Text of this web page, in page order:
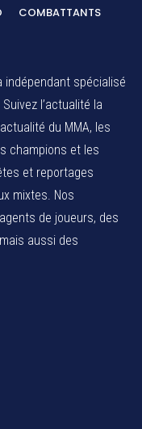
COMBATTANTS
indépendant spécialisé
l’actualité la
du MMA, les
champions et les
et reportages
mixtes. Nos
de joueurs, des
mais aussi des